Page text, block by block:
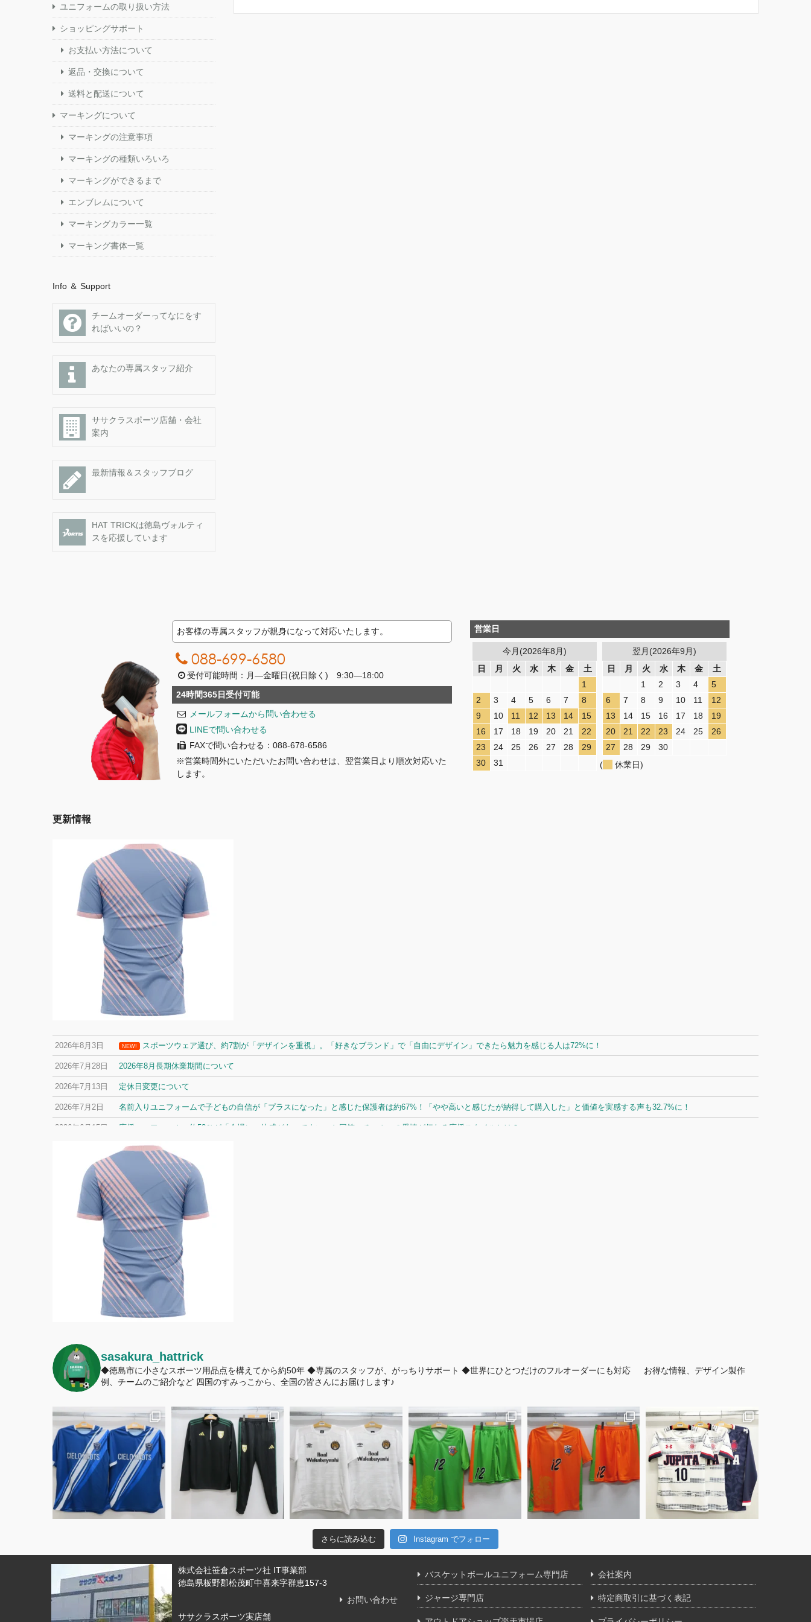
ユニフォームの取り扱い方法
ショッピングサポート
お支払い方法について
返品・交換について
送料と配送について
マーキングについて
マーキングの注意事項
マーキングの種類いろいろ
マーキングができるまで
エンブレムについて
マーキングカラー一覧
マーキング書体一覧
Info ＆ Support
チームオーダーってなにをす
ればいいの？
あなたの専属スタッフ紹介
ササクラスポーツ店舗・会社
案内
最新情報＆スタッフブログ
HAT TRICKは徳島ヴォルティ
スを応援しています
お客様の専属スタッフが親身になって対応いたします。
088-699-6580
受付可能時間：月―金曜日(祝日除く) 9:30―18:00
24時間365日受付可能
メールフォームから問い合わせる
LINEで問い合わせる
FAXで問い合わせる：088-678-6586
※営業時間外にいただいたお問い合わせは、翌営業日より順次対応いた
します。
営業日
今月(2026年8月)
日
月 火 水 木 金
土
1
2
3 4 5 6 7
8
9
10 11 12 13 14
15
16
17 18 19 20 21
22
23
24 25 26 27 28
29
30
31
翌月(2026年9月)
日
月 火 水 木 金
土
1
2 3 4
5
6
7 8 9 10 11
12
13
14 15 16 17 18
19
20
21 22 23 24 25
26
27
28 29
30
(
休業日)
更新情報
2026年8月3日 NEW! スポーツウェア選び、約7割が「デザインを重視」。「好きなブランド」で「自由にデザイン」できたら魅力を感じる人は72%に！
2026年7月28日 2026年8月長期休業期間について
2026年7月13日 定休日変更について
2026年7月2日 名前入りユニフォームで子どもの自信が「プラスになった」と感じた保護者は約67%！「やや高いと感じたが納得して購入した」と価値を実感する声も32.7%に！
2026年6月15日 応援ユニフォーム、約53％が「会場に一体感があってよい」と回答。チームへの愛情が伝わる応援スタイルとは？
sasakura_hattrick
◆徳島市に小さなスポーツ用品点を構えてから約50年 ◆専属のスタッフが、がっちりサポート ◆世界にひとつだけのフルオーダーにも対応
お得な情報、デザイン製作
例、チームのご紹介など 四国のすみっこから、全国の皆さんにお届けします♪
さらに読み込む Instagram でフォロー
株式会社笹倉スポーツ社 IT事業部
徳島県板野郡松茂町中喜来字群恵157-3
お問い合わせ
ササクラスポーツ実店舗
バスケットボールユニフォーム専門店
ジャージ専門店
会社案内
特定商取引に基づく表記